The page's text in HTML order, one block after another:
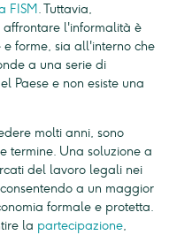
FISM. Tuttavia,
l'informalità è
forme, sia all'interno che
a una serie di
Paese e non esiste una
molti anni, sono
termine. Una soluzione a
del lavoro legali nei
a un maggior
formale e protetta.
la partecipazione,